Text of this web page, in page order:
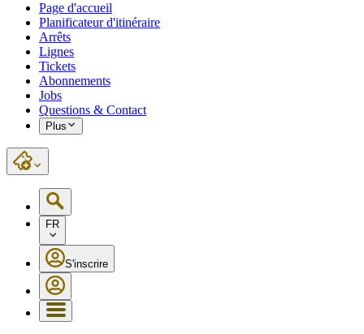
Page d'accueil
Planificateur d'itinéraire
Arrêts
Lignes
Tickets
Abonnements
Jobs
Questions & Contact
Plus
FR
S'inscrire